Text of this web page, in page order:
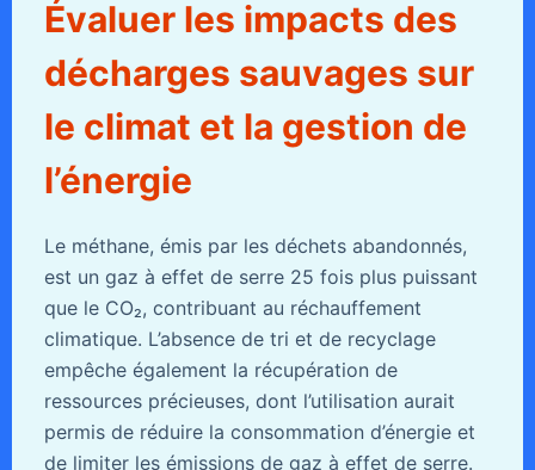
Évaluer les impacts des
décharges sauvages sur
le climat et la gestion de
l’énergie
Le méthane, émis par les déchets abandonnés,
est un gaz à effet de serre 25 fois plus puissant
que le CO₂, contribuant au réchauffement
climatique. L’absence de tri et de recyclage
empêche également la récupération de
ressources précieuses, dont l’utilisation aurait
permis de réduire la consommation d’énergie et
de limiter les émissions de gaz à effet de serre.